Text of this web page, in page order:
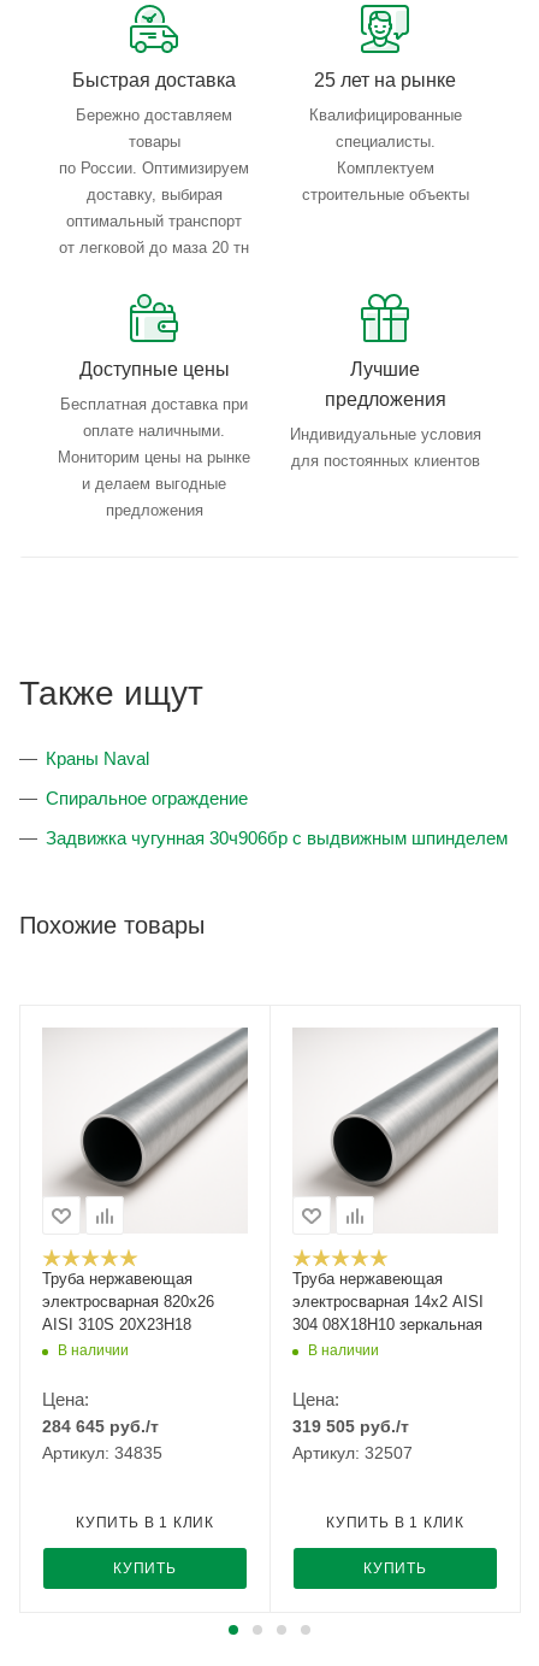
Быстрая доставка
Бережно доставляем
товары
по России. Оптимизируем
доставку, выбирая
оптимальный транспорт
от легковой до маза 20 тн
25 лет на рынке
Квалифицированные
специалисты.
Комплектуем
строительные объекты
Доступные цены
Бесплатная доставка при
оплате наличными.
Мониторим цены на рынке
и делаем выгодные
предложения
Лучшие
предложения
Индивидуальные условия
для постоянных клиентов
Также ищут
Краны Naval
Спиральное ограждение
Задвижка чугунная 30ч906бр с выдвижным шпинделем
Похожие товары
Труба нержавеющая
электросварная 820х26
AISI 310S 20Х23Н18
В наличии
Цена:
284 645 руб./т
Артикул: 34835
КУПИТЬ
КУПИТЬ В 1 КЛИК
Труба нержавеющая
электросварная 14х2 AISI
304 08Х18Н10 зеркальная
В наличии
Цена:
319 505 руб./т
Артикул: 32507
КУПИТЬ
КУПИТЬ В 1 КЛИК